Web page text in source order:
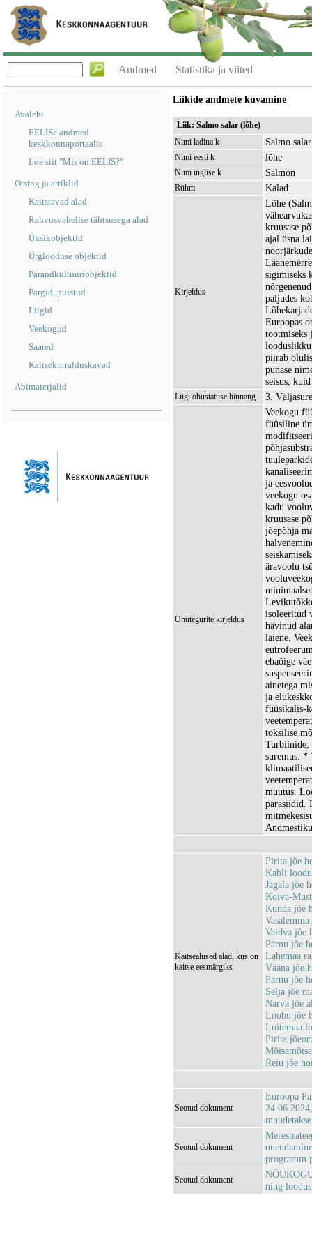
Andmed Statistika ja viited
Avaleht
EELISe andmed
keskkonnaportaalis
Loe siit "Mis on EELIS?"
Otsing ja artiklid
Kaitstavad alad
Rahvusvahelise tähtsusega alad
Üksikobjektid
Ürglooduse objektid
Pärandkultuuriobjektid
Pargid, puistud
Liigid
Veekogud
Saared
Kaitsekorralduskavad
Abimaterjalid
Liikide andmete kuvamine
Liik: Salmo salar (lõhe)
Nimi ladina k
Salmo salar
Nimi eesti k lõhe
Nimi inglise k Salmon
Rühm Kalad
Kirjeldus
Lõhe
kruusase
ajal üsna
sigimiseks
paljudes
Euroopas
tootmiseks
piirab
punase
seisus,
Liigi ohustatuse hinnang 3.
Ohutegurite kirjeldus
Veekogu
füüsiline
ja
veekogu
kadu
kruusase
jõepõhja
äravoolu
isoleeritud
hävinud
laiene.
ebaõige
ainetega
ja
füüsikalis-
toksilise
Turbiinide,
suremus. *
muutus.
parasiidid.
Kaitsealused alad, kus on
kaitse eesmärgiks
Pirita jõe
Kabli
Jägala jõe
Koiva-
Kunda jõe
Vaidva jõe
Pärnu jõe
Lahemaa
Vääna jõe
Pärnu jõe
Selja jõe
Narva jõe
Loobu jõe
Luitemaa
Pirita
Reiu jõe
Seotud dokument
Euroopa
Seotud dokument
programm
Seotud dokument
ning